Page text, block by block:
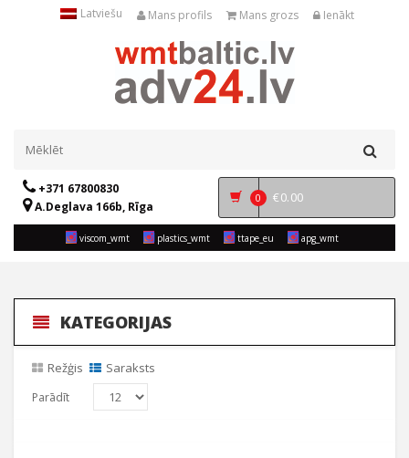
Latviešu Mans profils Mans grozs Ienākt
+371 67800830
A.Deglava 166b, Rīga
0 €0.00
viscom_wmt plastics_wmt ttape_eu apg_wmt
KATEGORIJAS
Režģis Saraksts
Parādīt